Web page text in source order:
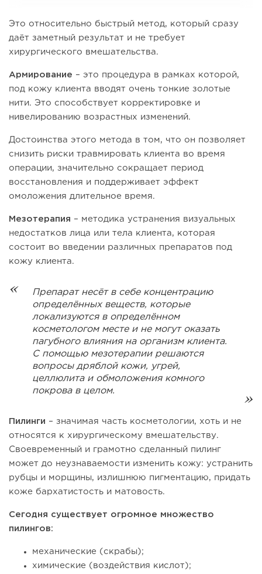
Это относительно быстрый метод, который сразу
даёт заметный результат и не требует
хирургического вмешательства.
Армирование – это процедура в рамках которой,
под кожу клиента вводят очень тонкие золотые
нити. Это способствует корректировке и
нивелированию возрастных изменений.
Достоинства этого метода в том, что он позволяет
снизить риски травмировать клиента во время
операции, значительно сокращает период
восстановления и поддерживает эффект
омоложения длительное время.
Мезотерапия – методика устранения визуальных
недостатков лица или тела клиента, которая
состоит во введении различных препаратов под
кожу клиента.
Препарат несёт в себе концентрацию
определённых веществ, которые
локализуются в определённом
косметологом месте и не могут оказать
пагубного влияния на организм клиента.
С помощью мезотерапии решаются
вопросы дряблой кожи, угрей,
целлюлита и обмоложения комного
покрова в целом.
Пилинги – значимая часть косметологии, хоть и не
относятся к хирургическому вмешательству.
Своевременный и грамотно сделанный пилинг
может до неузнаваемости изменить кожу: устранить
рубцы и морщины, излишнюю пигментацию, придать
коже бархатистость и матовость.
Сегодня существует огромное множество
пилингов:
механические (скрабы);
химические (воздействия кислот);